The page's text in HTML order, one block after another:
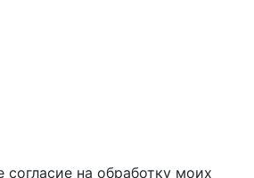
на обработку моих